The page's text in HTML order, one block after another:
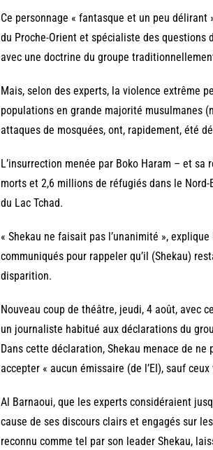
Ce personnage « fantasque et un peu
du Proche-Orient et spécialiste des questions
avec une doctrine du groupe
Mais, selon des experts, la violence extrême
populations en grande majorité musulmanes
attaques de mosquées, ont, rapidement, été
L’insurrection menée par Boko Haram – et
morts et 2,6 millions de réfugiés dans le
du Lac Tchad.
« Shekau ne faisait pas l’unanimité »,
communiqués pour rappeler qu’il (Shekau)
disparition.
Nouveau coup de théâtre, jeudi, 4 août, avec
un journaliste habitué aux déclarations du
Dans cette déclaration, Shekau menace de
accepter « aucun émissaire (de l’EI), sauf
Al Barnaoui, que les experts considéraient
cause de ses discours clairs et engagés sur
reconnu comme tel par son leader Shekau,